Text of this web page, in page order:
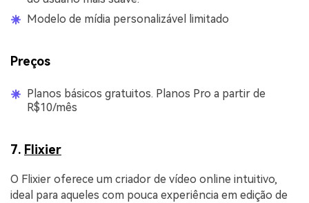
Modelo de mídia personalizável limitado
Preços
Planos básicos gratuitos. Planos Pro a partir de
R$10/mês
7. Flixier
O Flixier oferece um criador de vídeo online intuitivo,
ideal para aqueles com pouca experiência em edição de